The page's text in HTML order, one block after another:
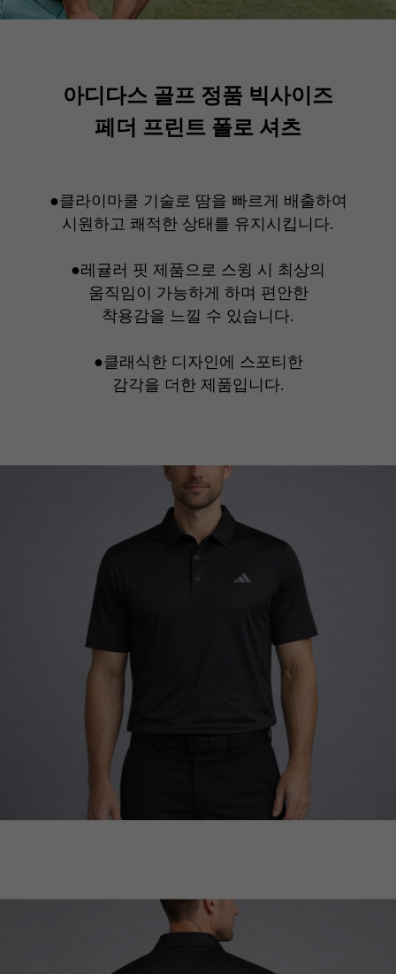
아디다스 골프 정품 빅사이즈
페더 프린트 폴로 셔츠
●클라이마쿨 기술로 땀을 빠르게 배출하여
시원하고 쾌적한 상태를 유지시킵니다.
●레귤러 핏 제품으로 스윙 시 최상의
움직임이 가능하게 하며 편안한
착용감을 느낄 수 있습니다.
●클래식한 디자인에 스포티한
감각을 더한 제품입니다.